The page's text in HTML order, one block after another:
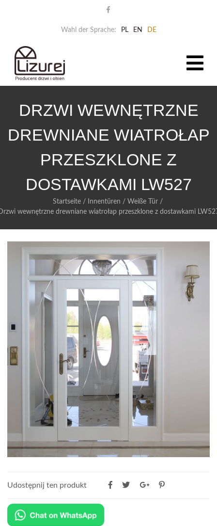
Wahl der Sprache: PL EN DE
DRZWI WEWNĘTRZNE
DREWNIANE WIATROŁAP
PRZESZKLONE Z
DOSTAWKAMI LW527
Startseite/ Innentüren / Weiße Tür/
wewnętrzne drewniane wiatrołap przeszklone z dostawkami
Udostępnij ten produkt